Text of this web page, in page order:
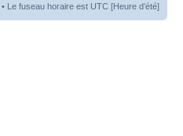
• Le fuseau horaire est UTC [Heure d’été]